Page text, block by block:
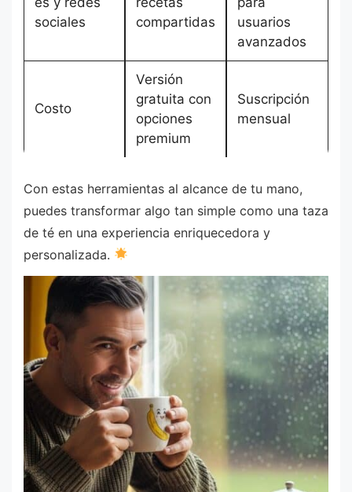
sociales
compartidas
usuarios
avanzados
Costo
Versión
gratuita con
opciones
premium
Suscripción
mensual
Con estas herramientas al alcance de tu mano,
puedes transformar algo tan simple como una taza
de té en una experiencia enriquecedora y
personalizada.